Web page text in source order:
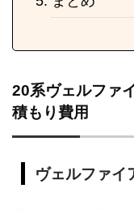
20系ヴェルファ
積もり費用
ヴェルファイ